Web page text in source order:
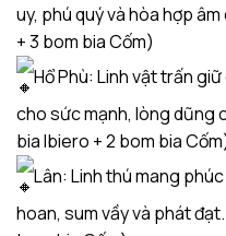
uy, phú quý và hòa hợp
+ 3 bom bia Cốm)
Hổ Phù: Linh vật trấn
cho sức mạnh, lòng dũng
bia Ibiero + 2 bom bia
Lân: Linh thú mang
hoan, sum vầy và phát